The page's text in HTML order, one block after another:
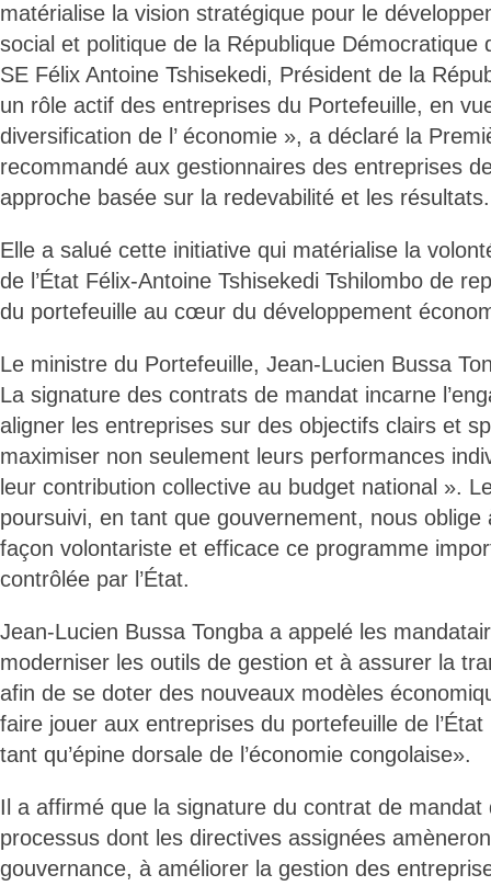
matérialise la vision stratégique pour le
social et politique de la République Démocratique
SE Félix Antoine Tshisekedi, Président de la
un rôle actif des entreprises du Portefeuille, en
diversification de l’ économie », a déclaré la
recommandé aux gestionnaires des entreprises
approche basée sur la redevabilité et les résultats.
Elle a salué cette initiative qui matérialise la
de l’État Félix-Antoine Tshisekedi Tshilombo de
du portefeuille au cœur du développement
Le ministre du Portefeuille, Jean-Lucien Bussa
La signature des contrats de mandat incarne
aligner les entreprises sur des objectifs clairs et
maximiser non seulement leurs performances
leur contribution collective au budget national ».
poursuivi, en tant que gouvernement, nous oblige
façon volontariste et efficace ce programme
contrôlée par l’État.
Jean-Lucien Bussa Tongba a appelé les
moderniser les outils de gestion et à assurer la
afin de se doter des nouveaux modèles
faire jouer aux entreprises du portefeuille de
tant qu’épine dorsale de l’économie congolaise».
Il a affirmé que la signature du contrat de
processus dont les directives assignées
gouvernance, à améliorer la gestion des